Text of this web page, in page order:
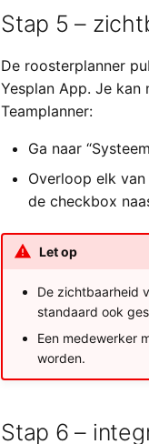
Stap 5 –
De roosterplanner
Yesplan App. Je
Teamplanner:
Ga naar
Overloop elk
de checkbox
Let op
De zichtbaarheid
standaard ook
Een medewerker
worden.
Stap 6 –